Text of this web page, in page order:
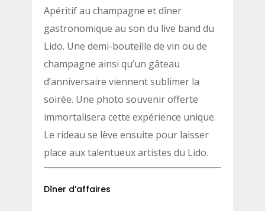
Apéritif au champagne et dîner
gastronomique au son du live band du
Lido. Une demi-bouteille de vin ou de
champagne ainsi qu’un gâteau
d’anniversaire viennent sublimer la
soirée. Une photo souvenir offerte
immortalisera cette expérience unique.
Le rideau se lève ensuite pour laisser
place aux talentueux artistes du Lido.
Dîner d’affaires